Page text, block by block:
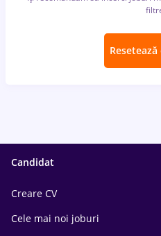
Candidat
Creare CV
Cele mai noi joburi